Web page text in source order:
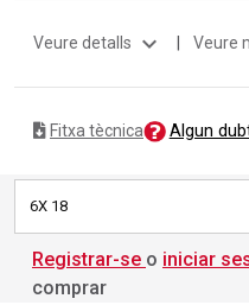
Veure detalls expand_more | Veure
Fitxa tècnica Algun
6X 18
Registrar-se o iniciar
comprar